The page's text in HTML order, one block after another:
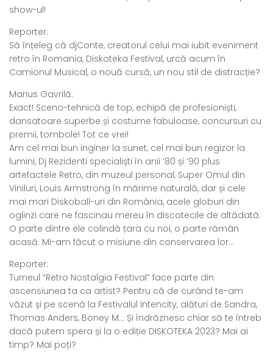
show-ul!
Reporter:
Să înțeleg că djConte, creatorul celui mai iubit eveniment
retro în Romania, Diskoteka Festival, urcă acum în
Camionul Musical, o nouă cursă, un nou stil de distracție?
Marius Gavrilă:
Exact! Sceno-tehnică de top, echipă de profesioniști,
dansatoare superbe și costume fabuloase, concursuri cu
premii, tombole! Tot ce vrei!
Am cel mai bun inginer la sunet, cel mai bun regizor la
lumini, Dj Rezidenti specialiști în anii ’80 și ’90 plus
artefactele Retro, din muzeul personal, Super Omul din
Viniluri, Louis Armstrong în mărime naturală, dar și cele
mai mari Diskoball-uri din România, acele globuri din
oglinzi care ne fascinau mereu în discotecile de altădată.
O parte dintre ele colindă țara cu noi, o parte rămân
acasă. Mi-am făcut o misiune din conservarea lor…
Reporter:
Turneul “Retro Nostalgia Festival” face parte din
ascensiunea ta ca artist? Pentru că de curând te-am
văzut și pe scenă la Festivalul Intencity, alături de Sandra,
Thomas Anders, Boney M… Și îndrăznesc chiar să te întreb
dacă putem spera și la o ediție DISKOTEKA 2023? Mai ai
timp? Mai poți?